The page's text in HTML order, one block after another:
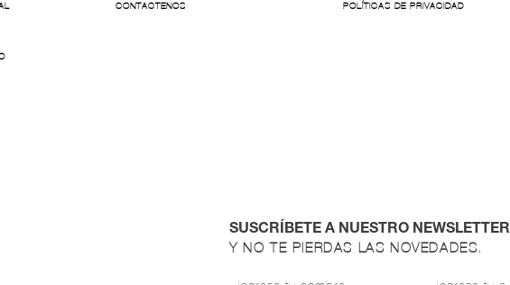
CONTACTENOS POLÍTICAS DE PRIVACIDAD
SUSCRÍBETE A NUESTRO NEWSLETTER
Y NO TE PIERDAS LAS NOVEDADES.